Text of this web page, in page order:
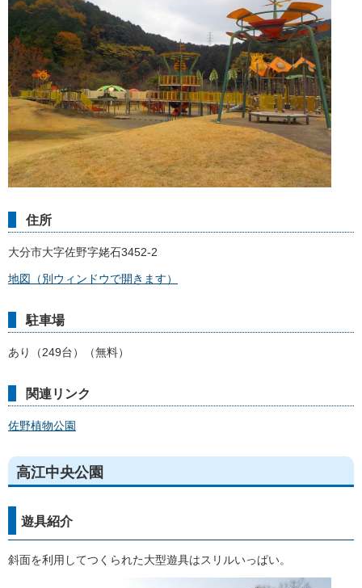
住所
大分市大字佐野字姥石3452-2
地図（別ウィンドウで開きます）
駐車場
あり（249台）（無料）
関連リンク
佐野植物公園
高江中央公園
遊具紹介
斜面を利用してつくられた大型遊具はスリルいっぱい。